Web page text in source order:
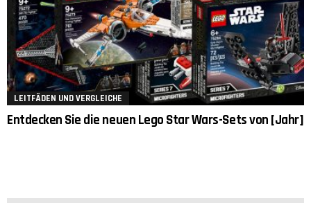
LEITFÄDEN UND VERGLEICHE
Entdecken Sie die neuen Lego Star Wars-Sets von [Jahr]